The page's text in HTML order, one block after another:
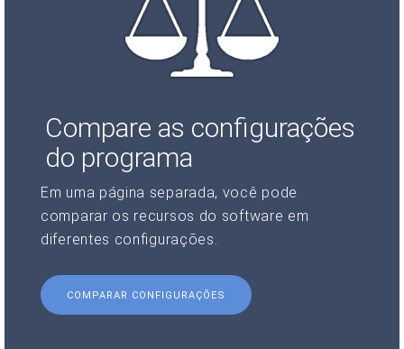
Compare as configurações
do programa
Em uma página separada, você pode
comparar os recursos do software em
diferentes configurações.
COMPARAR CONFIGURAÇÕES